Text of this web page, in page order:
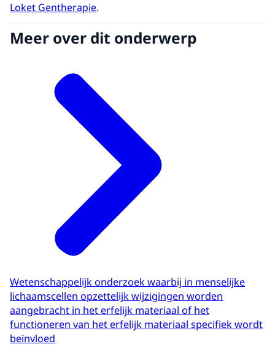
Loket Gentherapie.
Meer over dit onderwerp
Wetenschappelijk onderzoek waarbij in menselijke
lichaamscellen opzettelijk wijzigingen worden
aangebracht in het erfelijk materiaal of het
functioneren van het erfelijk materiaal specifiek wordt
beïnvloed